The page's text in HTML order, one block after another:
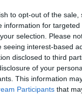
to opt-out of the
information for
selection. Please
seeing interest-based
disclosed to third
of your
This information
Participants that
35
Hotel
privato e
l'altra del
delle loro
Wróciłbyś